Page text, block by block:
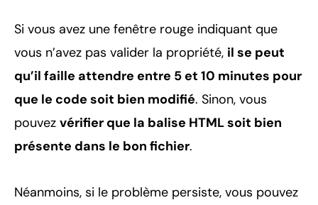
Si vous avez une fenêtre rouge indiquant que
vous n’avez pas valider la propriété, il se peut
qu’il faille attendre entre 5 et 10 minutes pour
que le code soit bien modifié. Sinon, vous
pouvez vérifier que la balise HTML soit bien
présente dans le bon fichier.
Néanmoins, si le problème persiste, vous pouvez